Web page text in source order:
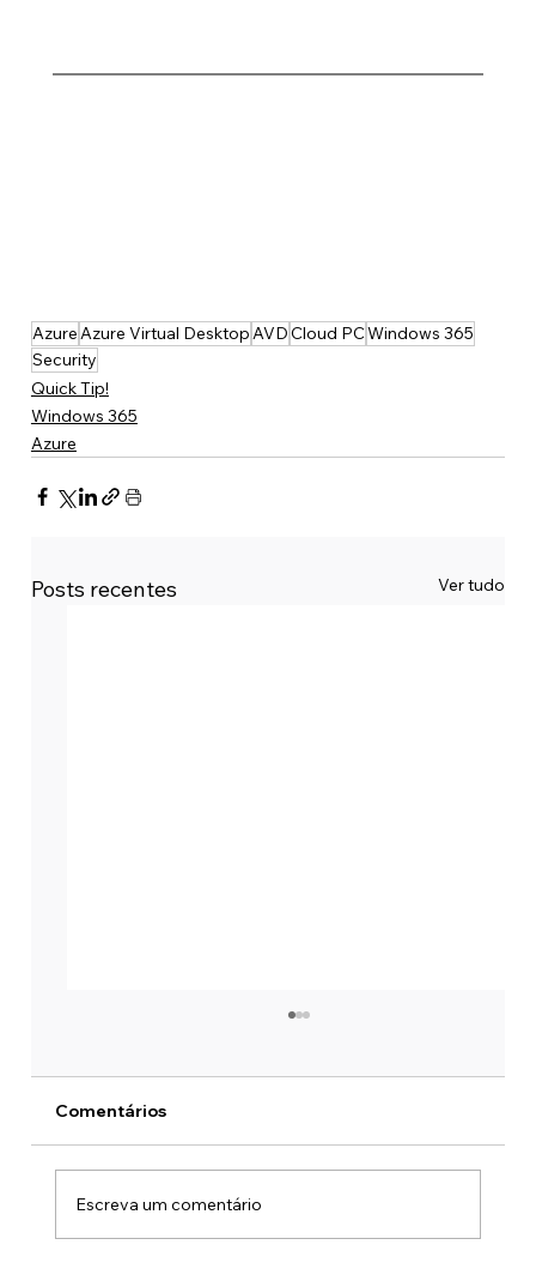
AzureAzure Virtual DesktopAVDCloud PCWindows 365
Security
Quick Tip!
Windows 365
Azure
Posts recentes Ver tudo
Comentários
Escreva um comentário